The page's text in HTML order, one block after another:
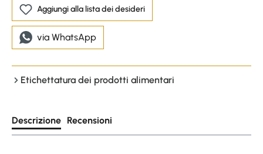
Aggiungi alla lista dei desideri
via WhatsApp
Etichettatura dei prodotti alimentari
Descrizione Recensioni